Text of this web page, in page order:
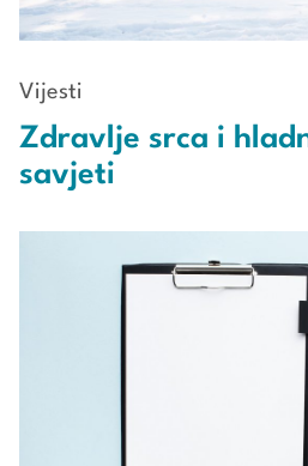
Vijesti
Zdravlje srca i
savjeti